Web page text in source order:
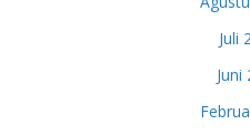
Juli
Juni